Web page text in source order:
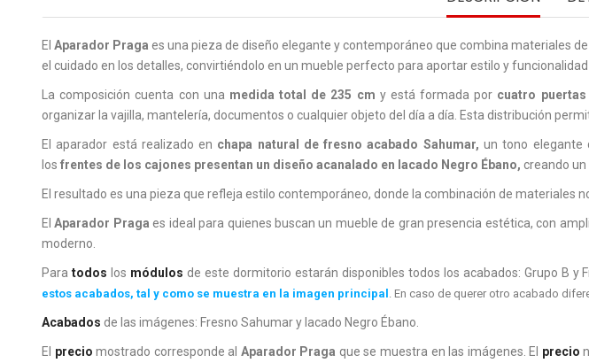
ElAparador Praga es una pieza de diseño elegante y contemporáneo que combina materiales
el cuidado en los detalles, convirtiéndolo en un mueble perfecto para aportar estilo y
La composición cuenta con una medida total de 235 cm y está formada por cuatro
organizar la vajilla, mantelería, documentos o cualquier objeto del día a día. Esta distribución
El aparador está realizado en chapa natural de fresno acabado Sahumar, un tono elegante
los frentes de los cajones presentan un diseño acanalado en lacado Negro Ébano, creando
El resultado es una pieza que refleja estilo contemporáneo, donde la combinación de materiales
ElAparador Praga es ideal para quienes buscan un mueble de gran presencia estética, con
moderno.
Para todos los módulos de este dormitorio estarán disponibles todos los acabados: Grupo B y
estos acabados, tal y como se muestra en la imagen principal . En caso de querer otro acabado
Acabados de las imágenes: Fresno Sahumar y lacado Negro Ébano.
El precio mostrado corresponde al Aparador Praga que se muestra en las imágenes. El precio